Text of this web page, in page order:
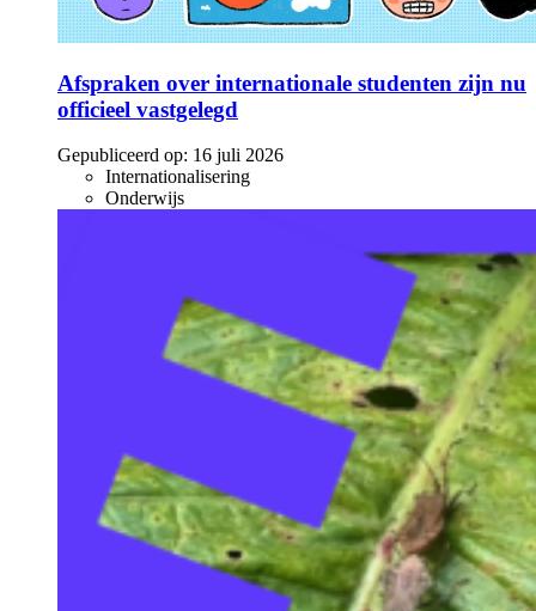
Afspraken over internationale studenten zijn nu
officieel vastgelegd
Gepubliceerd op: 16 juli 2026
Internationalisering
Onderwijs